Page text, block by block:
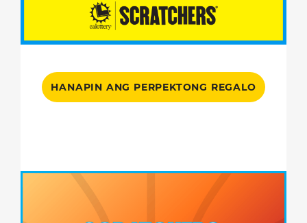
HANAPIN ANG PERPEKTONG REGALO